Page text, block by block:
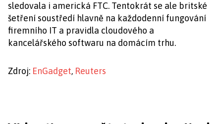
sledovala i americká FTC. Tentokrát se ale britské
šetření soustředí hlavně na každodenní fungování
firemního IT a pravidla cloudového a
kancelářského softwaru na domácím trhu.
Zdroj: EnGadget, Reuters